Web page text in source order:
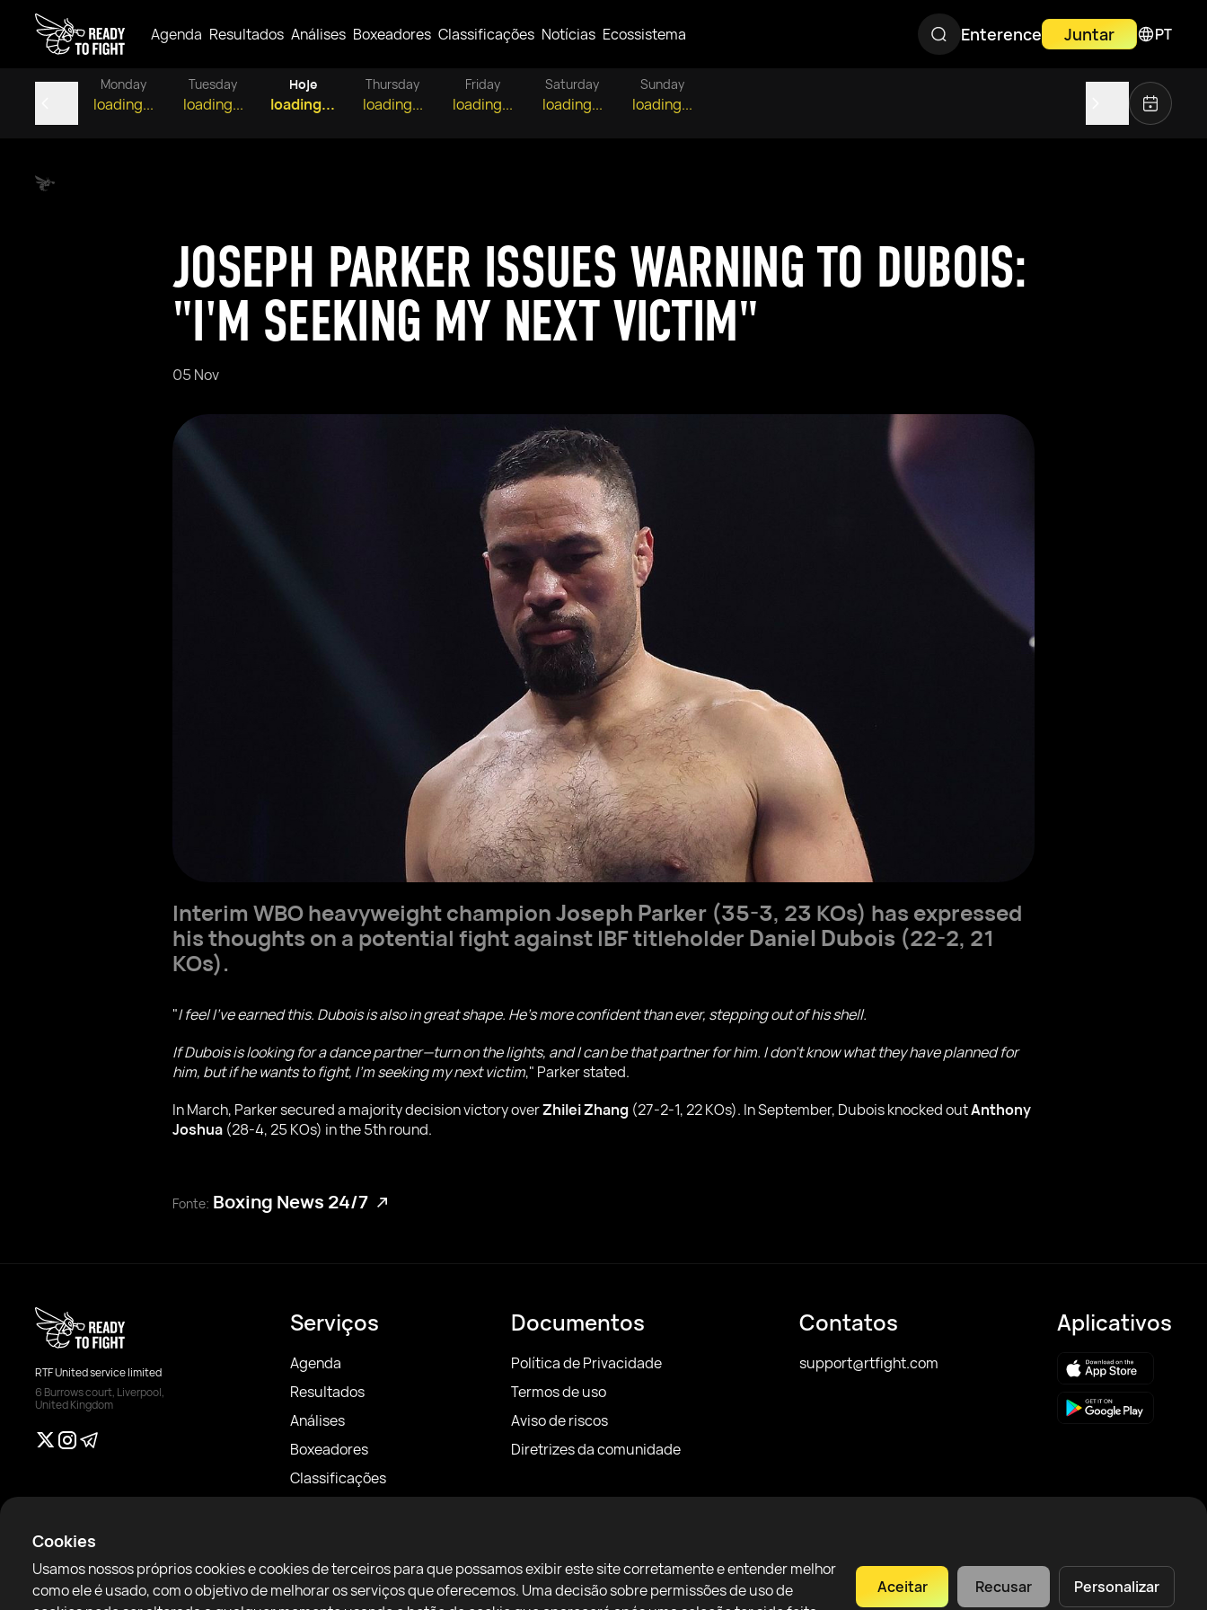
Agenda Resultados Análises Boxeadores Classificações Notícias Ecossistema Enterence Juntar PT
Monday
loading...
Tuesday
loading...
Hoje
loading...
Thursday
loading...
Friday
loading...
Saturday
loading...
Sunday
loading...
Cookies
Usamos nossos próprios cookies e cookies de terceiros para que possamos exibir este site corretamente e entender melhor
como ele é usado, com o objetivo de melhorar os serviços que oferecemos. Uma decisão sobre permissões de uso de
Aceitar Recusar Personalizar
JOSEPH PARKER ISSUES WARNING TO DUBOIS:
"I'M SEEKING MY NEXT VICTIM"
05 Nov
Interim WBO heavyweight championJoseph Parker (35-3, 23 KOs) has expressed
his thoughts on a potential fight against IBF titleholder Daniel Dubois (22-2, 21
KOs).
"I feel I've earned this. Dubois is also in great shape. He's more confident than ever, stepping out of his shell.
If Dubois is looking for a dance partner—turn on the lights, and I can be that partner for him. I don't know what they have planned for
him, but if he wants to fight, I'm seeking my next victim," Parker stated.
In March, Parker secured a majority decision victory overZhilei Zhang (27-2-1, 22 KOs). In September, Dubois knocked outAnthony
Joshua (28-4, 25 KOs) in the 5th round.
Fonte: Boxing News 24/7
RTF United service limited
6 Burrows court, Liverpool,
United Kingdom
Serviços
Agenda
Resultados
Análises
Boxeadores
Classificações
Sparring Finder
Documentos
Política de Privacidade
Termos de uso
Aviso de riscos
Diretrizes da comunidade
Contatos
support@rtfight.com
Aplicativos